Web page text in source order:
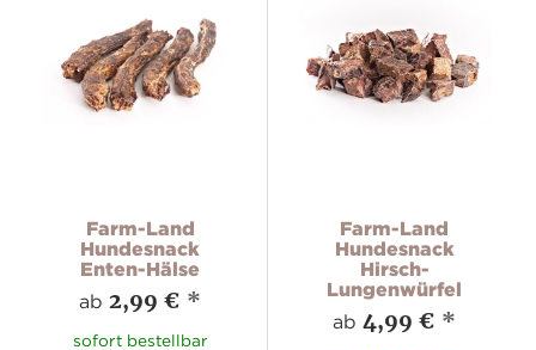
Farm-Land
Hundesnack
Enten-Hälse
ab2,99 € *
sofort bestellbar
Farm-Land
Hundesnack
Hirsch-
Lungenwürfel
ab 4,99 € *